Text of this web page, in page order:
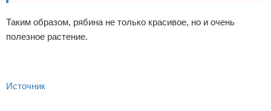
Таким образом, рябина не только красивое, но и очень
полезное растение.
Источник